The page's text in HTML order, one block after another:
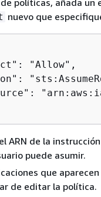
nuevo que
"Allow",
ARN de la
puede asumir.
que
de editar la política.